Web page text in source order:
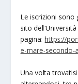
Le iscrizioni
sito
pagina:https://
e-mare-
Una volta